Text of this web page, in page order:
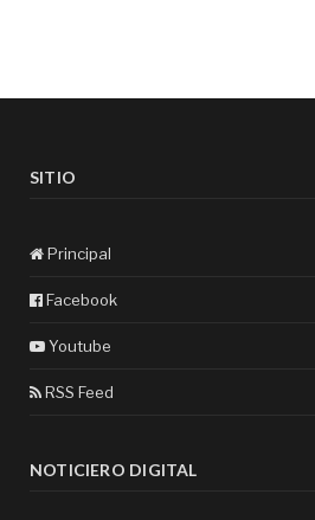
SITIO
Principal
Facebook
Youtube
RSS Feed
NOTICIERO DIGITAL